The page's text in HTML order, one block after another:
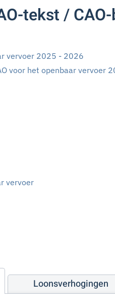
tekst /
vervoer 2025 - 2026
voor het openbaar vervoer
vervoer
Loonsverhogingen